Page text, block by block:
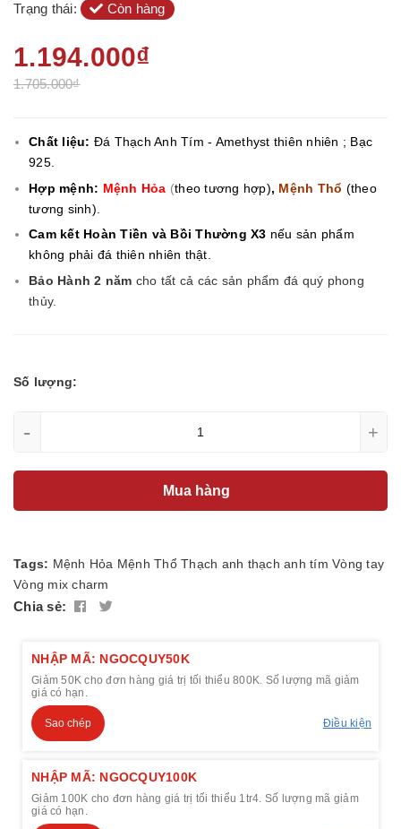
Trạng thái: Còn hàng
1.194.000₫
1.705.000₫
Chất liệu: Đá Thạch Anh Tím - Amethyst thiên nhiên ; Bạc
925.
Hợp mệnh: Mệnh Hỏa (theo tương hợp), Mệnh Thổ (theo
tương sinh).
Cam kết Hoàn Tiền và Bồi Thường X3 nếu sản phẩm
không phải đá thiên nhiên thật.
Bảo Hành 2 năm cho tất cả các sản phẩm đá quý phong
thủy.
Số lượng:
- +
Mua hàng
Tags: Mệnh Hỏa Mệnh Thổ Thạch anh thạch anh tím Vòng tay
Vòng mix charm
Chia sẻ:
NHẬP MÃ: NGOCQUY50K
Giảm 50K cho đơn hàng giá trị tối thiểu 800K. Số lượng mã giảm
giá có hạn.
Sao chép Điều kiện
NHẬP MÃ: NGOCQUY100K
Giảm 100K cho đơn hàng giá trị tối thiểu 1tr4. Số lượng mã giảm
giá có hạn.